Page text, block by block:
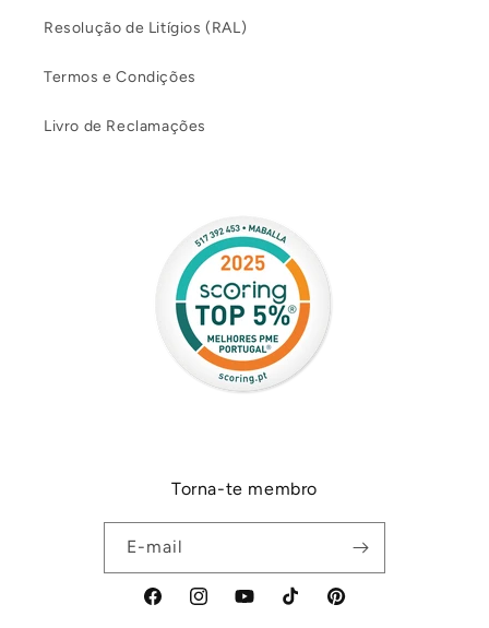
Resolução de Litígios (RAL)
Termos e Condições
Livro de Reclamações
Torna-te membro
E-mail
FacebookInstagramYouTubeTikTok Pinterest